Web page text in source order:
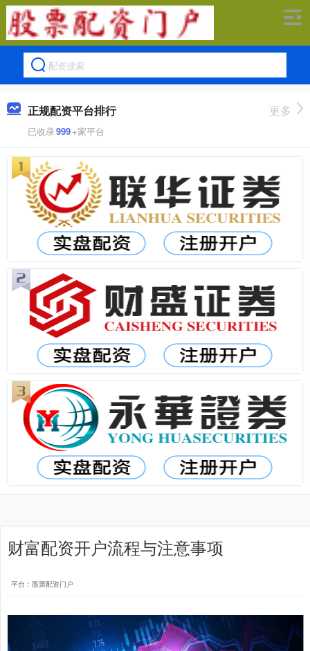
正规配资平台排行
已收录999+家平台
更多
财富配资开户流程与注意事项
平台：股票配资门户